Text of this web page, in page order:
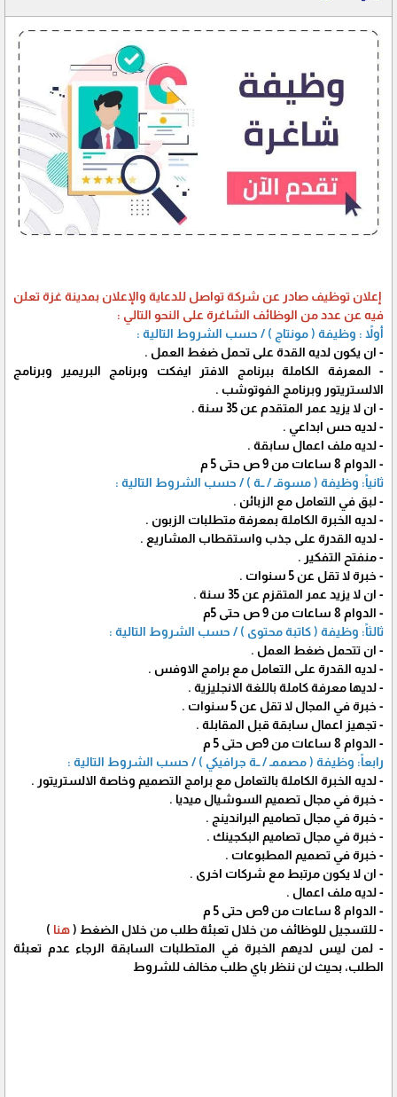
إعلان توظيف صادر عن شركة تواصل للدعاية والإعلان بمدينة غزة تعلن
فيه عن عدد من الوظائف الشاغرة على النحو التالي :
أولاً : وظيفة ( مونتاج ) / حسب الشروط التالية :
- ان يكون لديه القدة على تحمل ضغط العمل .
- المعرفة الكاملة ببرنامج الافتر ايفكت وبرنامج البريمير وبرنامج
الالستريتور وبرنامج الفوتوشب .
- ان لا يزيد عمر المتقدم عن 35 سنة .
- لديه حس ابداعي .
- لديه ملف اعمال سابقة .
- الدوام 8 ساعات من 9 ص حتى 5 م
ثانياً: وظيفة ( مسوقـ / ــة ) / حسب الشروط التالية :
- لبق في التعامل مع الزبائن .
- لديه الخبرة الكاملة بمعرفة متطلبات الزبون .
- لديه القدرة على جذب واستقطاب المشاريع .
- منفتح التفكير .
- خبرة لا تقل عن 5 سنوات .
- ان لا يزيد عمر المتقزم عن 35 سنة .
- الدوام 8 ساعات من 9 ص حتى 5م
ثالثاً: وظيفة ( كاتبة محتوى ) / حسب الشروط التالية :
- ان تتحمل ضغط العمل .
- لديه القدرة على التعامل مع برامج الاوفس .
- لديها معرفة كاملة باللغة الانجليزية .
- خبرة في المجال لا تقل عن 5 سنوات .
- تجهيز اعمال سابقة قبل المقابلة .
- الدوام 8 ساعات من 9ص حتى 5 م
رابعاً: وظيفة ( مصممـ / ــة جرافيكي ) / حسب الشروط التالية :
- لديه الخبرة الكاملة بالتعامل مع برامج التصميم وخاصة الالستريتور .
- خبرة في مجال تصميم السوشيال ميديا .
- خبرة في مجال تصاميم البراندينج .
- خبرة في مجال تصاميم البكجينك .
- خبرة في تصميم المطبوعات .
- ان لا يكون مرتبط مع شركات اخرى .
- لديه ملف اعمال .
- الدوام 8 ساعات من 9ص حتى 5 م
- للتسجيل للوظائف من خلال تعبئة طلب من خلال الضغط (هنا )
- لمن ليس لديهم الخبرة في المتطلبات السابقة الرجاء عدم تعبئة
الطلب، بحيث لن ننظر باي طلب مخالف للشروط